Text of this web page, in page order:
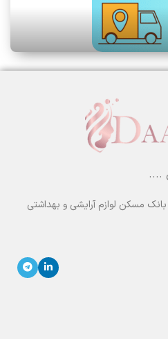
....
مسکن لوازم آرایشی و بهداشتی